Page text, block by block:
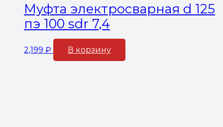
Муфта электросварная d 125
пэ 100 sdr 7,4
2,199 ₽ В корзину